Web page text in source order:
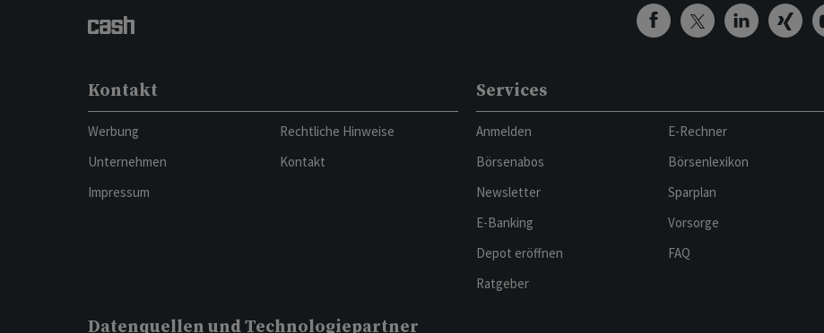
Kontakt
Werbung
Unternehmen
Impressum
Rechtliche Hinweise
Kontakt
Services
Anmelden
Börsenabos
Newsletter
E-Banking
Depot eröffnen
Ratgeber
E-Rechner
Börsenlexikon
Sparplan
Vorsorge
FAQ
Datenquellen und Technologiepartner